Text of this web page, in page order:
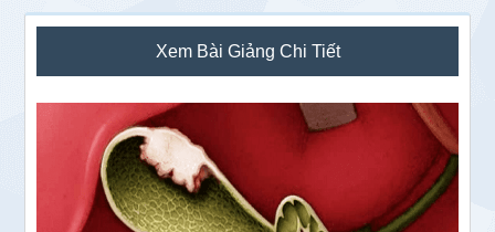
Sidebar
chính
Xem Bài Giảng Chi Tiết